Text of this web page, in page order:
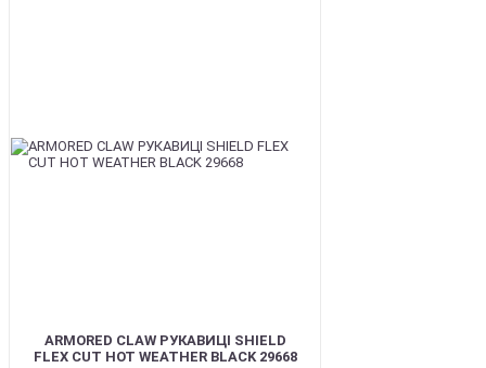
ARMORED CLAW РУКАВИЦІ SHIELD
FLEX CUT HOT WEATHER BLACK 29668